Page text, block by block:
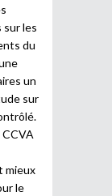
sur les
du
un
sur
mieux
le